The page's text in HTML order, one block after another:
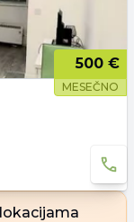
500 €
MESEČNO